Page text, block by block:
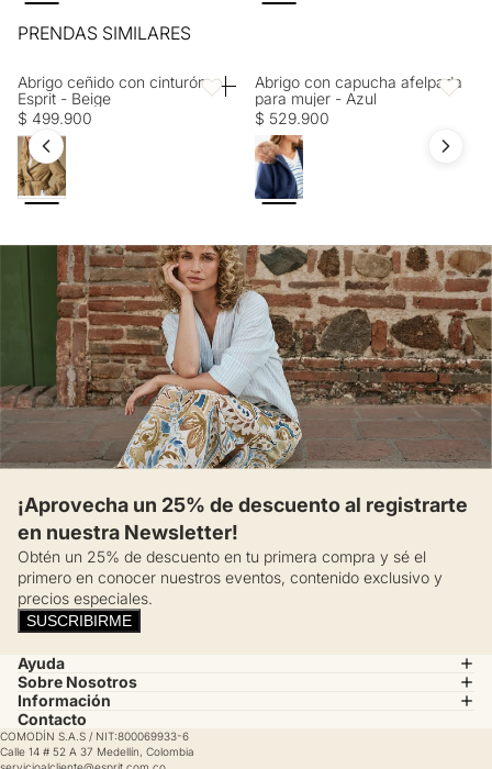
PRENDAS SIMILARES
Favoritos
Abrigo ceñido con cinturón
Esprit - Beige
$ 499.900
Abrigo con capucha afelpada
para mujer - Azul
$ 529.900
¡Aprovecha un 25% de descuento al registrarte
en nuestra Newsletter!
Obtén un 25% de descuento en tu primera compra y sé el
primero en conocer nuestros eventos, contenido exclusivo y
precios especiales.
SUSCRIBIRME
Ayuda
Sobre Nosotros
Información
Contacto
COMODÍN S.A.S / NIT:800069933-6
Calle 14 # 52 A 37 Medellín, Colombia